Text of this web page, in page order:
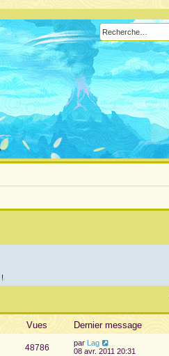
!
Vues
Dernier message
48786 par Lag
08 avr. 2011 20:31